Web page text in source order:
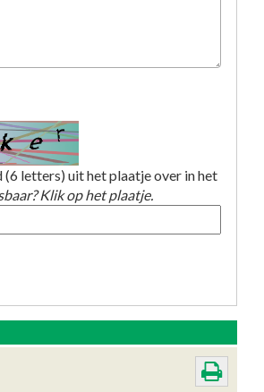
(6 letters) uit het plaatje over in het
Klik op het plaatje.